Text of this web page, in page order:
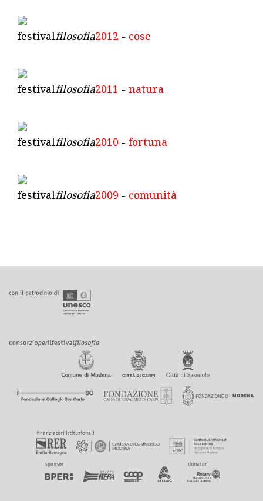
festivalfilosofia2012 - cose
festivalfilosofia2011 - natura
festivalfilosofia2010 - fortuna
festivalfilosofia2009 - comunità